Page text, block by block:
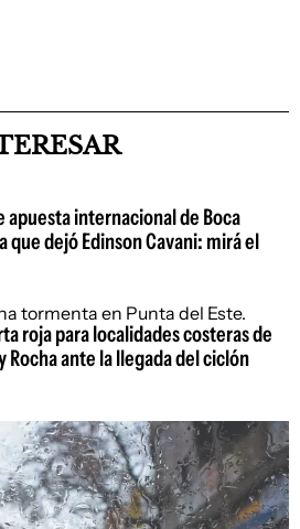
apuesta internacional de Boca
que dejó Edinson Cavani: mirá el
roja para localidades costeras de
Rocha ante la llegada del ciclón